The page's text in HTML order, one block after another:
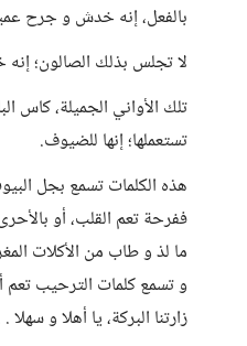
بالفعل، إنه خدش و جرح
لا تجلس بذلك الصالون؛
تلك الأواني الجميلة، كاس
تستعملها؛ إنها للضيوف.
هذه الكلمات تسمع بجل
ففرحة تعم القلب، أو
ما لذ و طاب من الأكلات
و تسمع كلمات الترحيب تعم
زارتنا البركة، يا أهلا و سهلا